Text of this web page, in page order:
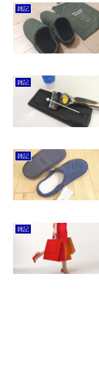
雑記
雑記
雑記
雑記